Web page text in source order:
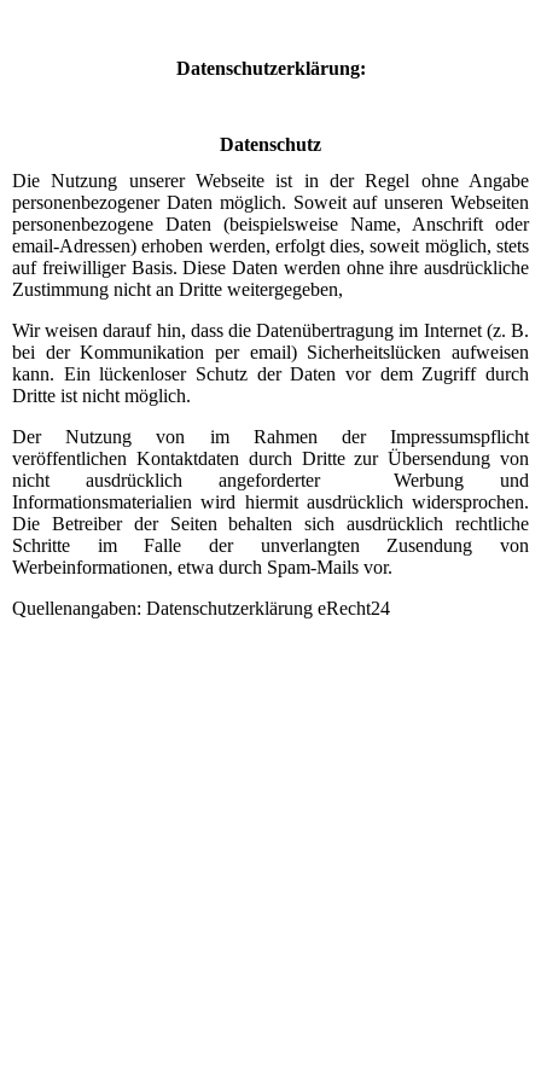
Datenschutzerklärung:
Datenschutz
Die Nutzung unserer Webseite ist in der Regel ohne Angabe
personenbezogener Daten möglich. Soweit auf unseren Webseiten
personenbezogene Daten (beispielsweise Name, Anschrift oder
email-Adressen) erhoben werden, erfolgt dies, soweit möglich, stets
auf freiwilliger Basis. Diese Daten werden ohne ihre ausdrückliche
Zustimmung nicht an Dritte weitergegeben,
Wir weisen darauf hin, dass die Datenübertragung im Internet (z. B.
bei der Kommunikation per email) Sicherheitslücken aufweisen
kann. Ein lückenloser Schutz der Daten vor dem Zugriff durch
Dritte ist nicht möglich.
Der Nutzung von im Rahmen der Impressumspflicht
veröffentlichen Kontaktdaten durch Dritte zur Übersendung von
nicht ausdrücklich angeforderter Werbung und
Informationsmaterialien wird hiermit ausdrücklich widersprochen.
Die Betreiber der Seiten behalten sich ausdrücklich rechtliche
Schritte im Falle der unverlangten Zusendung von
Werbeinformationen, etwa durch Spam-Mails vor.
Quellenangaben: Datenschutzerklärung eRecht24